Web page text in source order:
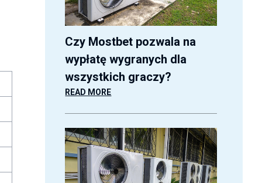
Czy Mostbet pozwala na
wypłatę wygranych dla
wszystkich graczy?
READ MORE